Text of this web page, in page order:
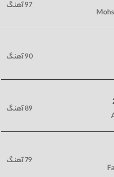
97 آهنگ
90 آهنگ
89 آهنگ
79 آهنگ